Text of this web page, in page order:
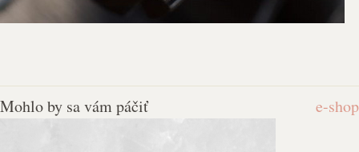
e-shop
Mohlo by sa vám páčiť